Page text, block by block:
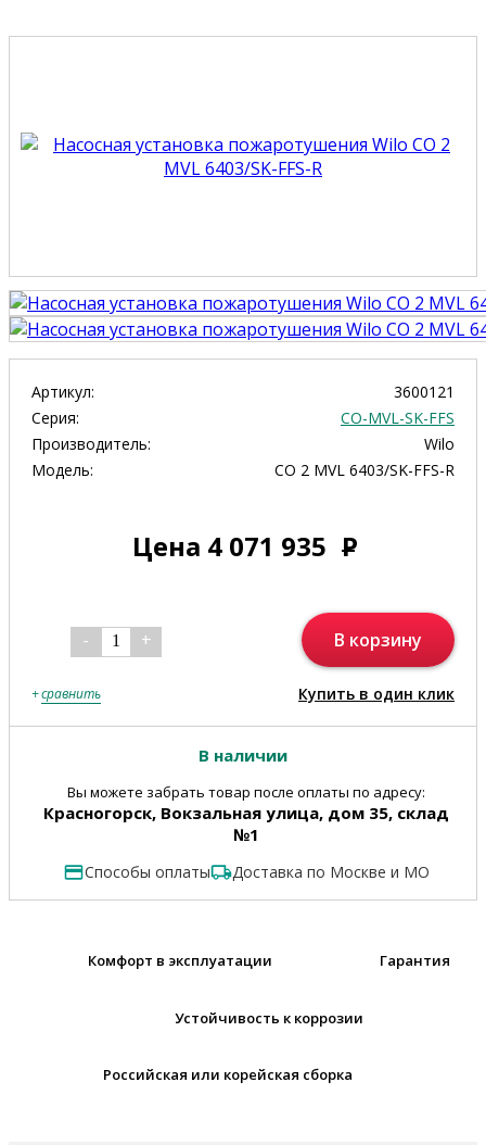
Артикул:
3600121
Серия:
CO-MVL-SK-FFS
Производитель:
Wilo
Модель:
CO 2 MVL 6403/SK-FFS-R
Цена 4 071 935 Р
- 1 + В корзину
+сравнить Купить в один клик
В наличии
Вы можете забрать товар после оплаты по адресу:
Красногорск, Вокзальная улица, дом 35, склад
№1
Способы оплаты Доставка по Москве и МО
Комфорт в эксплуатации Гарантия
Устойчивость к коррозии
Российская или корейская сборка